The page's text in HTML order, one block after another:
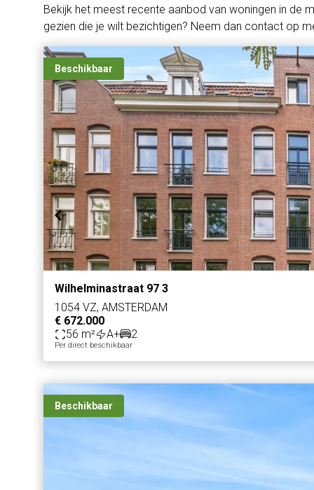
Bekijk het meest recente aanbod van woningen in de
gezien die je wilt bezichtigen? Neem dan contact op
Beschikbaar
Wilhelminastraat 97 3
1054 VZ, AMSTERDAM
€ 672.000
56 m²
A+ 2
Per direct beschikbaar
Beschikbaar